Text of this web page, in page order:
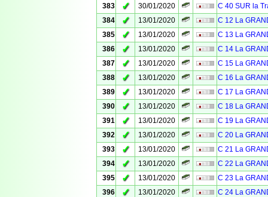
383
✓ 30/01/2020
C 40 SUR la
384
✓ 13/01/2020
C 12 La
385
✓ 13/01/2020
C 13 La
386
✓ 13/01/2020
C 14 La
387
✓ 13/01/2020
C 15 La
388
✓ 13/01/2020
C 16 La
389
✓ 13/01/2020
C 17 La
390
✓ 13/01/2020
C 18 La
391
✓ 13/01/2020
C 19 La
392
✓ 13/01/2020
C 20 La
393
✓ 13/01/2020
C 21 La
394
✓ 13/01/2020
C 22 La
395
✓ 13/01/2020
C 23 La
396
✓ 13/01/2020
C 24 La